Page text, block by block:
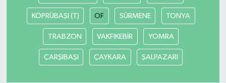
KÖPRÜBAŞI (T) OF SÜRMENE TONYA
TRABZON VAKFIKEBİR YOMRA
ÇARŞIBAŞI ÇAYKARA ŞALPAZARI
İş ilanı
Kilimli
Kültür - Sanat